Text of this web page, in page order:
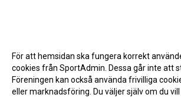
För att hemsidan ska fungera korrekt
cookies från SportAdmin. Dessa går inte att
Föreningen kan också använda frivilliga
eller marknadsföring. Du väljer själv om du